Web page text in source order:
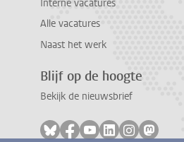
Interne vacatures
Alle vacatures
Naast het werk
Blijf op de hoogte
Bekijk de nieuwsbrief
Volg ons op bluesky
Volg ons op facebook
Volg ons op
Volg ons op
Volg ons
Volg